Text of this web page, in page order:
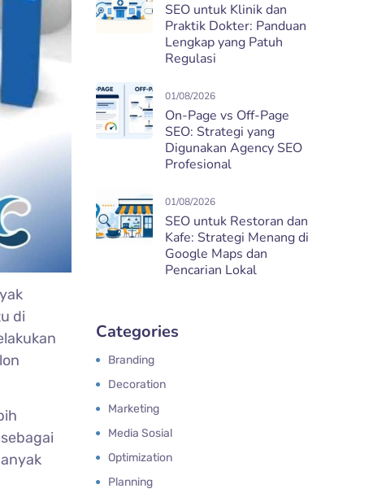
di
SEO untuk Klinik dan
Praktik Dokter: Panduan
Lengkap yang Patuh
Regulasi
01/08/2026
On-Page vs Off-Page
SEO: Strategi yang
Digunakan Agency SEO
Profesional
01/08/2026
SEO untuk Restoran dan
Kafe: Strategi Menang di
Google Maps dan
Pencarian Lokal
Categories
Branding
Decoration
Marketing
Media Sosial
Optimization
Planning